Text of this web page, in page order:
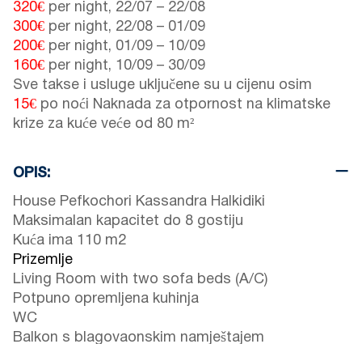
320€ per night, 22/07 – 22/08
300€ per night, 22/08 – 01/09
200€ per night, 01/09 – 10/09
160€ per night, 10/09 – 30/09
Sve takse i usluge uključene su u cijenu osim
15€ po noći Naknada za otpornost na klimatske
krize za kuće veće od 80 m²
OPIS:
House Pefkochori Kassandra Halkidiki
Maksimalan kapacitet do 8 gostiju
Kuća ima 110 m2
Prizemlje
Living Room with two sofa beds (A/C)
Potpuno opremljena kuhinja
WC
Balkon s blagovaonskim namještajem